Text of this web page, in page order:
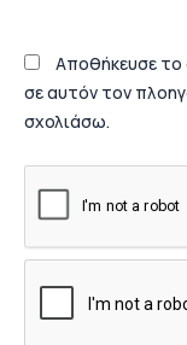
Αποθήκευσε το
σε αυτόν τον
σχολιάσω.